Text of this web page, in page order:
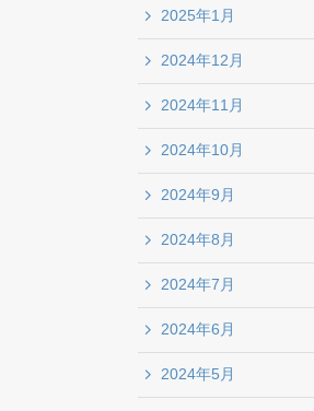
2025年1月
2024年12月
2024年11月
2024年10月
2024年9月
2024年8月
2024年7月
2024年6月
2024年5月